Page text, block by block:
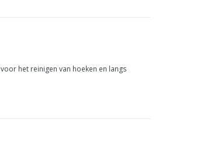
het reinigen van hoeken en langs